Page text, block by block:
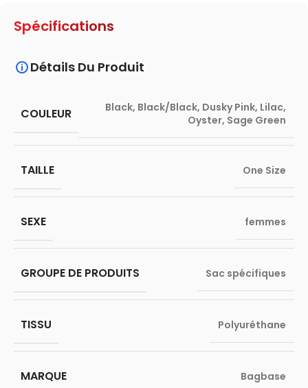
Spécifications
Détails Du Produit
COULEUR Black, Black/Black, Dusky Pink, Lilac,
Oyster, Sage Green
TAILLE One Size
SEXE femmes
GROUPE DE PRODUITS Sac spécifiques
TISSU Polyuréthane
MARQUE Bagbase